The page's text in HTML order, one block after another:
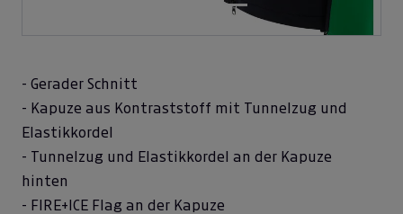
- Gerader Schnitt
- Kapuze aus Kontraststoff mit Tunnelzug und
Elastikkordel
- Tunnelzug und Elastikkordel an der Kapuze
hinten
- FIRE+ICE Flag an der Kapuze